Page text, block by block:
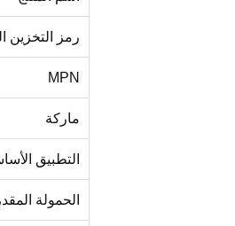
رمز التخزين
MPN
ماركة
التطبيق
الحمولة